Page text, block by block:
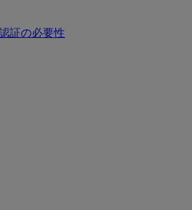
証の必要性